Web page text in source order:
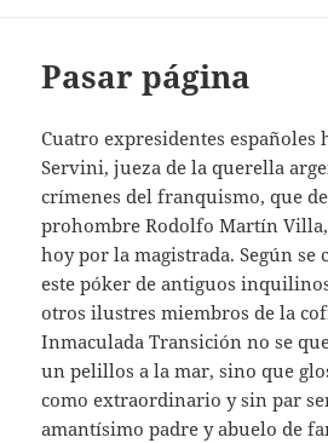
Pasar página
Cuatro expresidentes españoles
Servini, jueza de la querella
crímenes del franquismo, que
prohombre Rodolfo Martín
hoy por la magistrada. Según se
este póker de antiguos
otros ilustres miembros de la
Inmaculada Transición no se
un pelillos a la mar, sino que
como extraordinario y sin par
amantísimo padre y abuelo de